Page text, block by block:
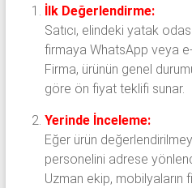
İlk Değerlendirme:
Satıcı, elindeki yatak
firmaya WhatsApp veya
Firma, ürünün genel
göre ön fiyat teklifi sunar.
Yerinde İnceleme:
Eğer ürün
personelini adrese
Uzman ekip, mobilyaların